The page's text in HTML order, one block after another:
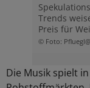
Trends
Preis für
© Foto:
Die Musik spielt